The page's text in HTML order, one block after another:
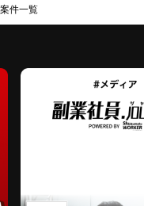
件一覧